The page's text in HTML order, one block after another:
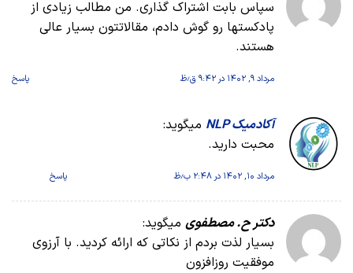
سپاس بابت اشتراک گذاری. من مطالب زیادی از
پادکستها رو گوش دادم، مقالاتتون بسیار عالی
هستند.
مرداد ۹, ۱۴۰۲ در ۹:۴۲ ق٫ظ پاسخ
آکادمیک NLP
میگوید:
محبت دارید.
مرداد ۱۰, ۱۴۰۲ در ۲:۴۸ ب٫ظ پاسخ
دکتر ح. مصطفوی میگوید:
بسیار لذت بردم از نکاتی که ارائه کردید. با آرزوی
موفقیت روزافزون